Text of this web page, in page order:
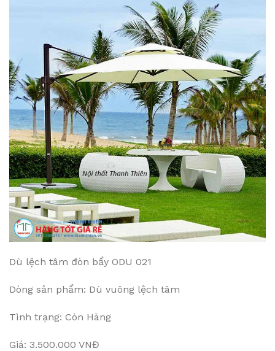
Dù lệch tâm đòn bẩy ODU 021
Dòng sản phẩm: Dù vuông lệch tâm
Tình trạng: Còn Hàng
Giá: 3.500.000 VNĐ